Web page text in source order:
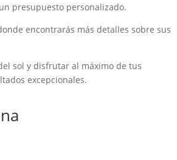
presupuesto personalizado.
encontrarás más detalles sobre sus
sol y disfrutar al máximo de tus
excepcionales.